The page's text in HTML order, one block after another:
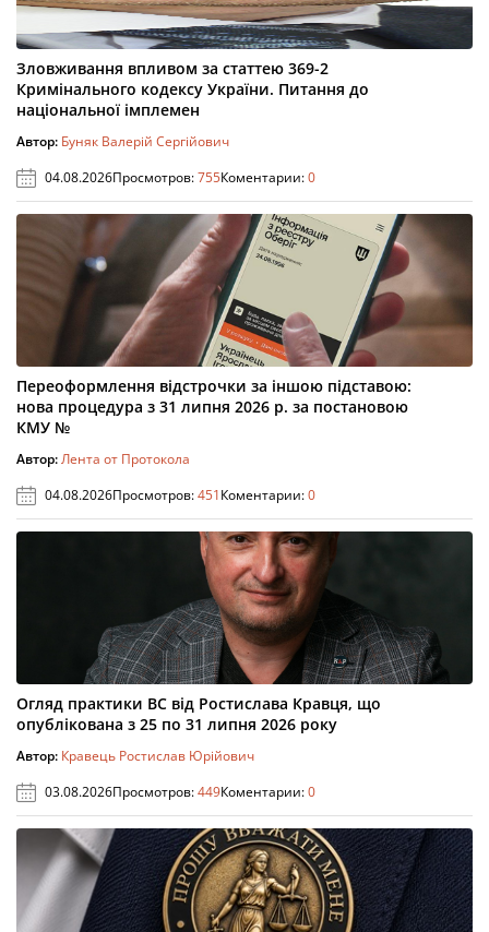
Зловживання впливом за статтею 369-2
Кримінального кодексу України. Питання до
національної імплемен
Автор: Буняк Валерій Сергійович
04.08.2026Просмотров:755Коментарии:0
Переоформлення відстрочки за іншою підставою:
нова процедура з 31 липня 2026 р. за постановою
КМУ №
Автор:Лента от Протокола
04.08.2026Просмотров:451Коментарии:0
Огляд практики ВС від Ростислава Кравця, що
опублікована з 25 по 31 липня 2026 року
Автор: Кравець Ростислав Юрійович
03.08.2026Просмотров:449Коментарии:0